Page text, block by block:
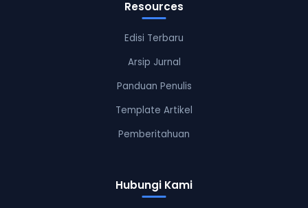
Resources
Edisi Terbaru
Arsip Jurnal
Panduan Penulis
Template Artikel
Pemberitahuan
Hubungi Kami